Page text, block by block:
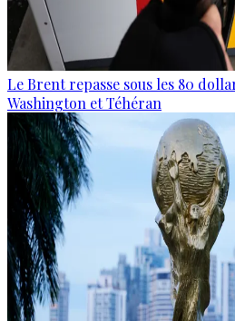
Le Brent repasse sous les 80
Washington et Téhéran